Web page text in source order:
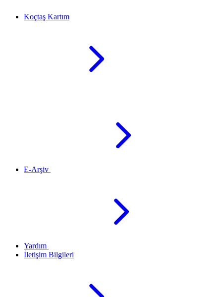
Koçtaş Kartım
E-Arşiv
Yardım
İletişim Bilgileri